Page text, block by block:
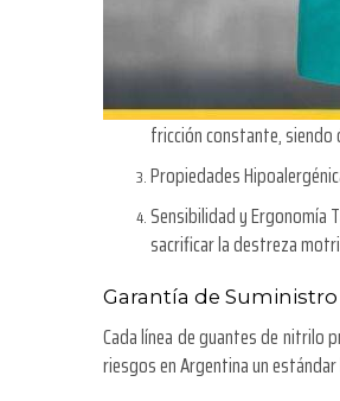
fricción constante,
Propiedades
Sensibilidad y Ergonomía
sacrificar la destreza
Garantía de
Cada línea de guantes de nitrilo
riesgos en Argentina un